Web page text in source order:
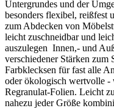
Untergrundes und der
besonders flexibel, reißfest
zum Abdecken von
leicht zuschneidbar und
auszulegen Innen,- und
verschiedener Stärken zum
Farbklecksen für fast alle
oder ökologisch wertvolle -
Regranulat-Folien. Leicht
nahezu jeder Größe